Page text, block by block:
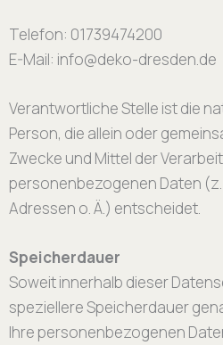
Telefon: 01739474200
E-Mail: info@deko-dresden.de
Verantwortliche Stelle ist die
Person, die allein oder
Zwecke und Mittel der
personenbezogenen Daten (z.
Adressen o. Ä.) entscheidet.
Speicherdauer
Soweit innerhalb dieser
speziellere Speicherdauer
Ihre personenbezogenen